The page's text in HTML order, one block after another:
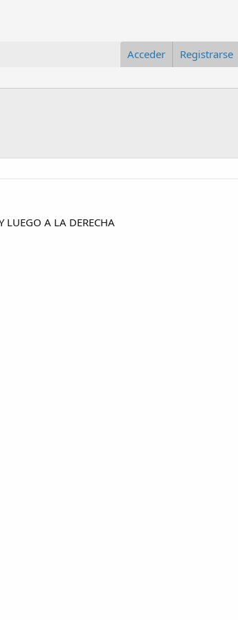
Acceder Registrarse
LUEGO A LA DERECHA